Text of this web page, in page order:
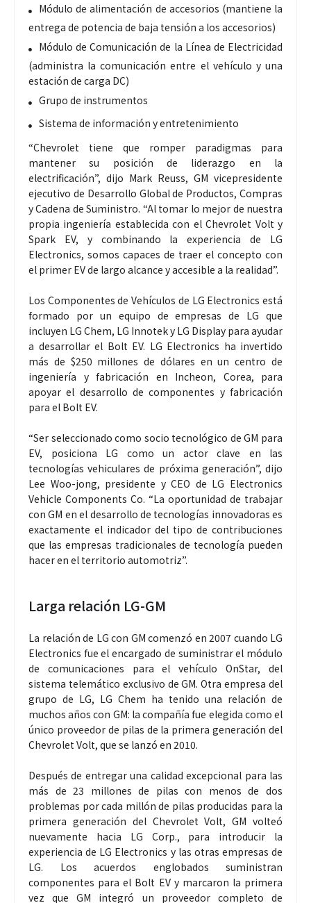
Módulo de alimentación de accesorios (mantiene la
entrega de potencia de baja tensión a los accesorios)
Módulo de Comunicación de la Línea de Electricidad
(administra la comunicación entre el vehículo y una
estación de carga DC)
Grupo de instrumentos
Sistema de información y entretenimiento
“Chevrolet tiene que romper paradigmas para
mantener su posición de liderazgo en la
electrificación”, dijo Mark Reuss, GM vicepresidente
ejecutivo de Desarrollo Global de Productos, Compras
y Cadena de Suministro. “Al tomar lo mejor de nuestra
propia ingeniería establecida con el Chevrolet Volt y
Spark EV, y combinando la experiencia de LG
Electronics, somos capaces de traer el concepto con
el primer EV de largo alcance y accesible a la realidad”.
Los Componentes de Vehículos de LG Electronics está
formado por un equipo de empresas de LG que
incluyen LG Chem, LG Innotek y LG Display para ayudar
a desarrollar el Bolt EV. LG Electronics ha invertido
más de $250 millones de dólares en un centro de
ingeniería y fabricación en Incheon, Corea, para
apoyar el desarrollo de componentes y fabricación
para el Bolt EV.
“Ser seleccionado como socio tecnológico de GM para
EV, posiciona LG como un actor clave en las
tecnologías vehiculares de próxima generación”, dijo
Lee Woo-jong, presidente y CEO de LG Electronics
Vehicle Components Co. “La oportunidad de trabajar
con GM en el desarrollo de tecnologías innovadoras es
exactamente el indicador del tipo de contribuciones
que las empresas tradicionales de tecnología pueden
hacer en el territorio automotriz”.
Larga relación LG-GM
La relación de LG con GM comenzó en 2007 cuando LG
Electronics fue el encargado de suministrar el módulo
de comunicaciones para el vehículo OnStar, del
sistema telemático exclusivo de GM. Otra empresa del
grupo de LG, LG Chem ha tenido una relación de
muchos años con GM: la compañía fue elegida como el
único proveedor de pilas de la primera generación del
Chevrolet Volt, que se lanzó en 2010.
Después de entregar una calidad excepcional para las
más de 23 millones de pilas con menos de dos
problemas por cada millón de pilas producidas para la
primera generación del Chevrolet Volt, GM volteó
nuevamente hacia LG Corp., para introducir la
experiencia de LG Electronics y las otras empresas de
LG. Los acuerdos englobados suministran
componentes para el Bolt EV y marcaron la primera
vez que GM integró un proveedor completo de